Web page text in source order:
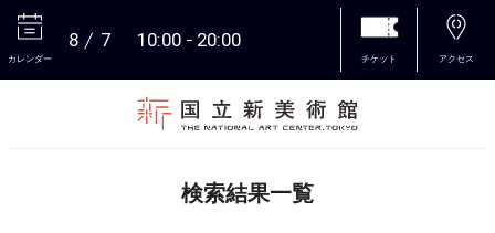
カレンダー
8 7 10:00 20:00
チケット アクセス
検索結果一覧